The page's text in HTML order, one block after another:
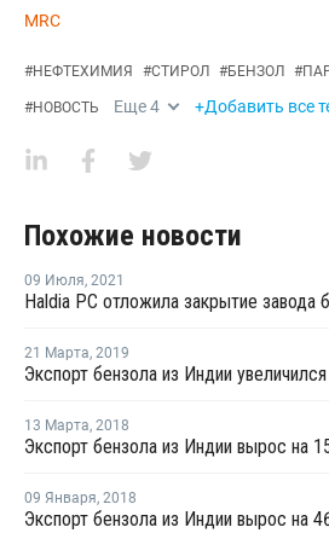
MRC
#НЕФТЕХИМИЯ #СТИРОЛ #БЕНЗОЛ #
#НОВОСТЬ Еще4 +Добавить все
Похожие новости
09 Июля, 2021
21 Марта, 2019
Экспорт бензола из Индии
13 Марта, 2018
Экспорт бензола из Индии вырос на
09 Января, 2018
Экспорт бензола из Индии вырос на